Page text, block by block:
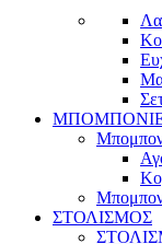
ΣΤΟΛΙΣΜΟΣ